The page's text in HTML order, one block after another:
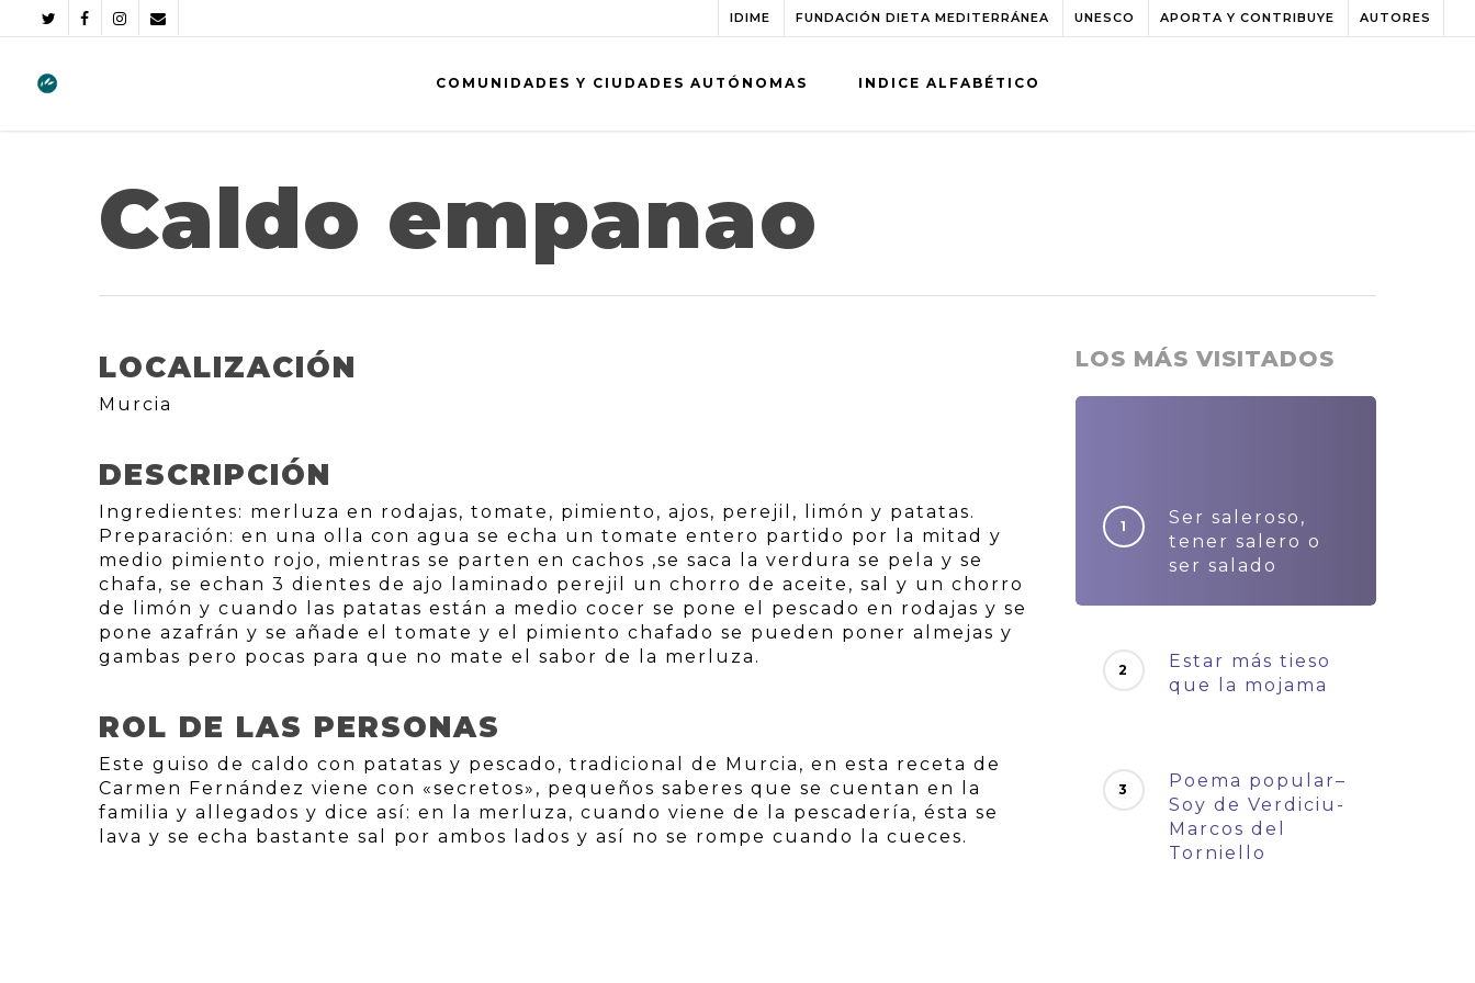
IDIME FUNDACIÓN DIETA MEDITERRÁNEA UNESCO APORTA Y CONTRIBUYE AUTORES
COMUNIDADES Y CIUDADES AUTÓNOMAS INDICE ALFABÉTICO
Caldo empanao
LOCALIZACIÓN
Murcia
DESCRIPCIÓN
Ingredientes: merluza en rodajas, tomate, pimiento, ajos, perejil, limón y patatas.
Preparación: en una olla con agua se echa un tomate entero partido por la mitad y
medio pimiento rojo, mientras se parten en cachos ,se saca la verdura se pela y se
chafa, se echan 3 dientes de ajo laminado perejil un chorro de aceite, sal y un chorro
de limón y cuando las patatas están a medio cocer se pone el pescado en rodajas y se
pone azafrán y se añade el tomate y el pimiento chafado se pueden poner almejas y
gambas pero pocas para que no mate el sabor de la merluza.
ROL DE LAS PERSONAS
Este guiso de caldo con patatas y pescado, tradicional de Murcia, en esta receta de
Carmen Fernández viene con «secretos», pequeños saberes que se cuentan en la
familia y allegados y dice así: en la merluza, cuando viene de la pescadería, ésta se
lava y se echa bastante sal por ambos lados y así no se rompe cuando la cueces.
LOS MÁS VISITADOS
Ser saleroso,
tener salero o
ser salado
Estar más tieso
que la mojama
Poema popular–
Soy de Verdiciu-
Marcos del
Torniello